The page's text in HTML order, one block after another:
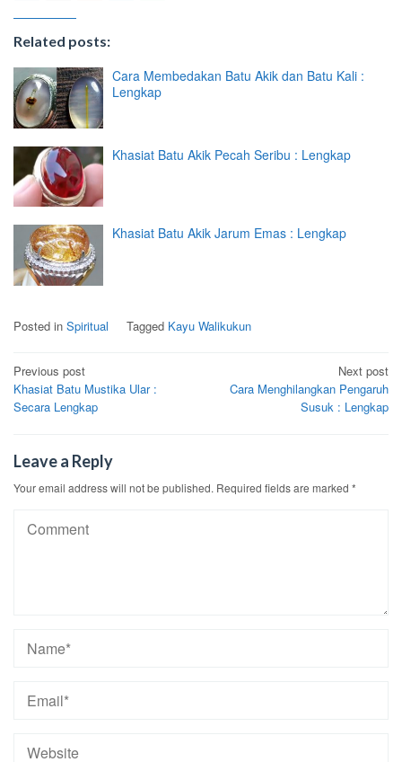
Related posts:
Cara Membedakan Batu Akik dan Batu Kali :
Lengkap
Khasiat Batu Akik Pecah Seribu : Lengkap
Khasiat Batu Akik Jarum Emas : Lengkap
Posted in Spiritual Tagged Kayu Walikukun
Post
navigation
Previous post
Khasiat Batu Mustika Ular :
Secara Lengkap
Next post
Cara Menghilangkan Pengaruh
Susuk : Lengkap
Leave a Reply
Your email address will not be published. Required fields are marked *